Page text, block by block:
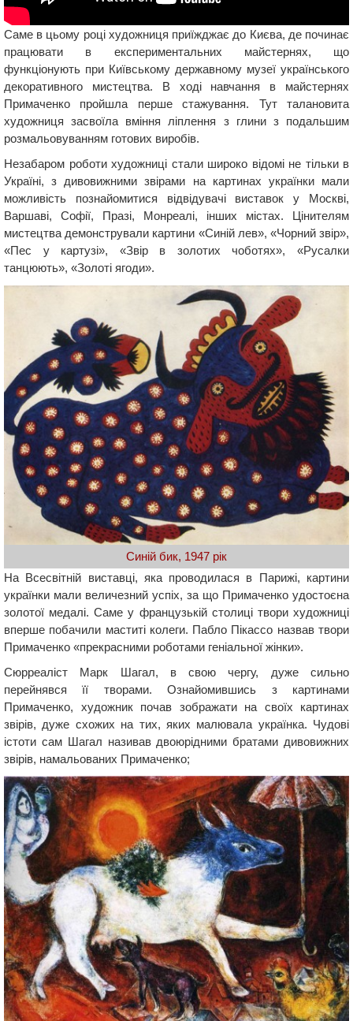
Саме в цьому році художниця приїжджає до Києва, де починає
працювати в експериментальних майстернях, що
функціонують при Київському державному музеї українського
декоративного мистецтва. В ході навчання в майстернях
Примаченко пройшла перше стажування. Тут талановита
художниця засвоїла вміння ліплення з глини з подальшим
розмальовуванням готових виробів.
Незабаром роботи художниці стали широко відомі не тільки в
Україні, з дивовижними звірами на картинах українки мали
можливість познайомитися відвідувачі виставок у Москві,
Варшаві, Софії, Празі, Монреалі, інших містах. Цінителям
мистецтва демонстрували картини «Синій лев», «Чорний звір»,
«Пес у картузі», «Звір в золотих чоботях», «Русалки
танцюють», «Золоті ягоди».
Синій бик, 1947 рік
На Всесвітній виставці, яка проводилася в Парижі, картини
українки мали величезний успіх, за що Примаченко удостоєна
золотої медалі. Саме у французькій столиці твори художниці
вперше побачили маститі колеги. Пабло Пікассо назвав твори
Примаченко «прекрасними роботами геніальної жінки».
Сюрреаліст Марк Шагал, в свою чергу, дуже сильно
перейнявся її творами. Ознайомившись з картинами
Примаченко, художник почав зображати на своїх картинах
звірів, дуже схожих на тих, яких малювала українка. Чудові
істоти сам Шагал називав двоюрідними братами дивовижних
звірів, намальованих Примаченко;